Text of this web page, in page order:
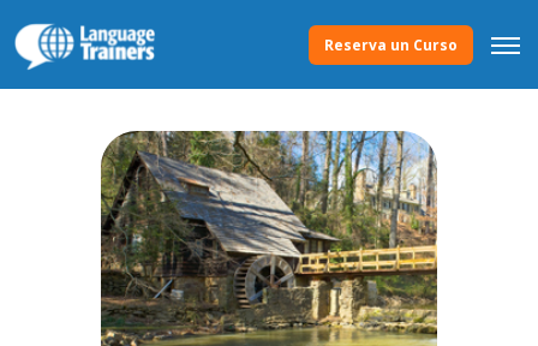
Reserva un Curso